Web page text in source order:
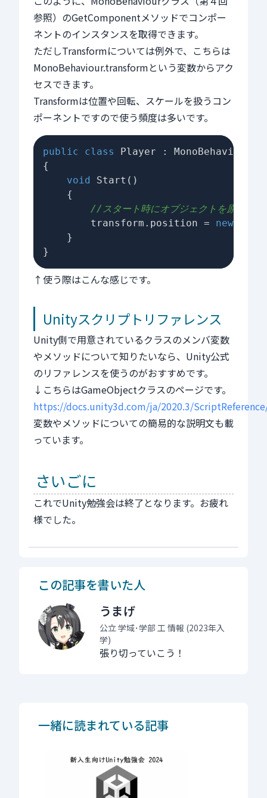
参照）のGetComponentメソッドでコンポー
ネントのインスタンスを取得できます。
ただしTransformについては例外で、こちらは
MonoBehaviour.transformという変数からアク
セスできます。
Transformは位置や回転、スケールを扱うコン
ポーネントですので使う頻度は多いです。
public class Player :
MonoBehaviour
{
void
Start ()
    {
//スタート時にオブジェクトを原点に移
        transform.position =
new
    }
↑使う際はこんな感じです。
Unityスクリプトリファレンス
Unity側で用意されているクラスのメンバ変数
やメソッドについて知りたいなら、Unity公式
のリファレンスを使うのがおすすめです。
↓こちらはGameObjectクラスのページです。
https://docs.unity3d.com/ja/2020.3/
変数やメソッドについての簡易的な説明文も載
っています。
さいごに
これでUnity勉強会は終了となります。お疲れ
様でした。
この記事を書いた人
うまげ
公立 学域･学部 工 情報 (2023年入
学)
張り切っていこう！
一緒に読まれている記事